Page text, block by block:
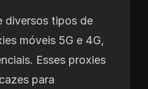
diversos tipos de
móveis 5G e 4G,
Esses proxies
para